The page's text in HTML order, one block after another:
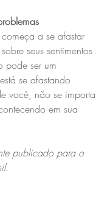
a se afastar
seus sentimentos
pode ser um
se afastando
você, não se importa
em sua
publicado para o